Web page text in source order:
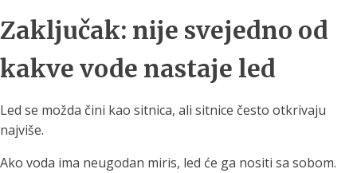
Zaključak: nije svejedno od
kakve vode nastaje led
Led se možda čini kao sitnica, ali sitnice često otkrivaju
najviše.
Ako voda ima neugodan miris, led će ga nositi sa sobom.